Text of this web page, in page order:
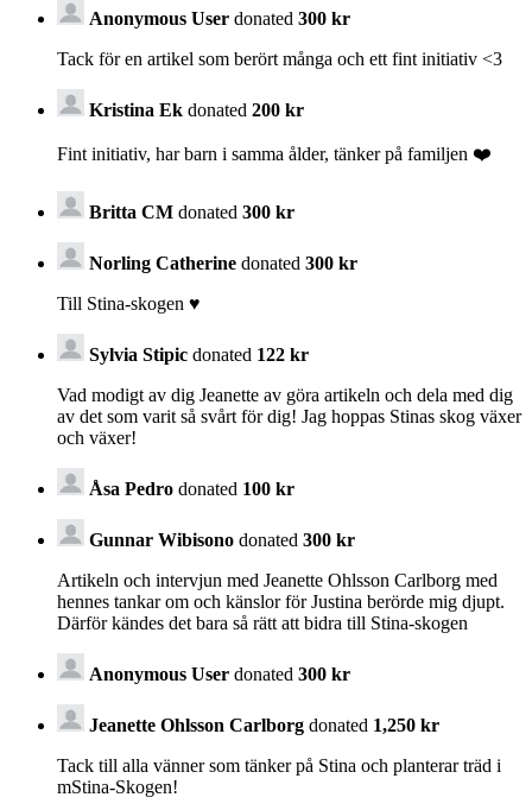
Anonymous User donated 300 kr
Tack för en artikel som berört många och ett fint initiativ <3
Kristina Ek donated 200 kr
Fint initiativ, har barn i samma ålder, tänker på familjen ❤️
Britta CM donated 300 kr
Norling Catherine donated 300 kr
Till Stina-skogen ♥️
Sylvia Stipic donated 122 kr
Vad modigt av dig Jeanette av göra artikeln och dela med dig
av det som varit så svårt för dig! Jag hoppas Stinas skog växer
och växer!
Åsa Pedro donated 100 kr
Gunnar Wibisono donated 300 kr
Artikeln och intervjun med Jeanette Ohlsson Carlborg med
hennes tankar om och känslor för Justina berörde mig djupt.
Därför kändes det bara så rätt att bidra till Stina-skogen
Anonymous User donated 300 kr
Jeanette Ohlsson Carlborg donated 1,250 kr
Tack till alla vänner som tänker på Stina och planterar träd i
mStina-Skogen!